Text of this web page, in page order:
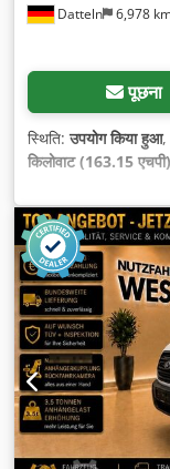
Datteln 6,978
पूछना
स्थिति:उपयोग किया हुआ,
किलोवाट (163.15 एचपी)
श्रेणी:यूरो 6, सीटों की
लंबाई:3,500 मिमी,
लॉकिंग,